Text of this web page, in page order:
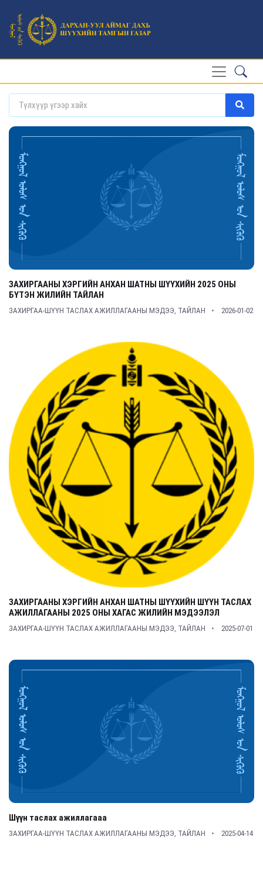
ЗАХИРГААНЫ ХЭРГИЙН АНХАН ШАТНЫ ШҮҮХИЙН 2025 ОНЫ
БҮТЭН ЖИЛИЙН ТАЙЛАН
ЗАХИРГАА-ШҮҮН ТАСЛАХ АЖИЛЛАГААНЫ МЭДЭЭ, ТАЙЛАН 2026-01-02
ЗАХИРГААНЫ ХЭРГИЙН АНХАН ШАТНЫ ШҮҮХИЙН ШҮҮН ТАСЛАХ
АЖИЛЛАГААНЫ 2025 ОНЫ ХАГАС ЖИЛИЙН МЭДЭЭЛЭЛ
ЗАХИРГАА-ШҮҮН ТАСЛАХ АЖИЛЛАГААНЫ МЭДЭЭ, ТАЙЛАН 2025-07-01
Шүүн таслах ажиллагааа
ЗАХИРГАА-ШҮҮН ТАСЛАХ АЖИЛЛАГААНЫ МЭДЭЭ, ТАЙЛАН 2025-04-14